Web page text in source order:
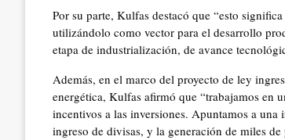
Por su parte, Kulfas destacó que “esto
utilizándolo como vector para el desarrollo
etapa de industrialización, de avance
Además, en el marco del proyecto de ley
energética, Kulfas afirmó que “trabajamos en
incentivos a las inversiones. Apuntamos a
ingreso de divisas, y la generación de miles